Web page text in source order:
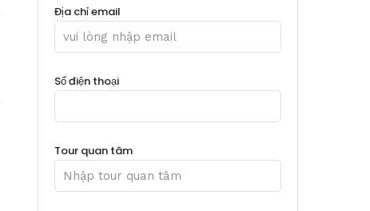
Địa chỉ email
Số điện thoại
Tour quan tâm